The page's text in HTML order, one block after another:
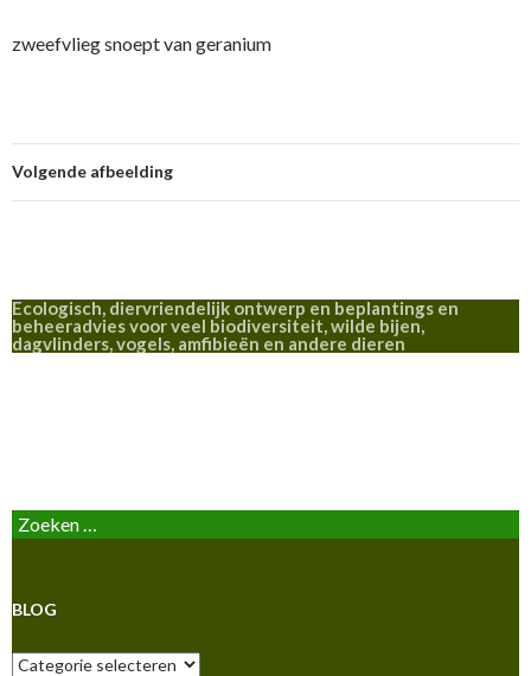
zweefvlieg snoept van geranium
Volgende afbeelding
Ecologisch, diervriendelijk ontwerp en beplantings en
beheeradvies voor veel biodiversiteit, wilde bijen,
dagvlinders, vogels, amfibieën en andere dieren
Zoeken
naar:
BLOG
Blog